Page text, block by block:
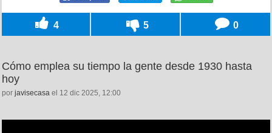
4 5 0
Cómo emplea su tiempo la gente desde 1930 hasta
hoy
por javisecasa el 12 dic 2025, 12:00